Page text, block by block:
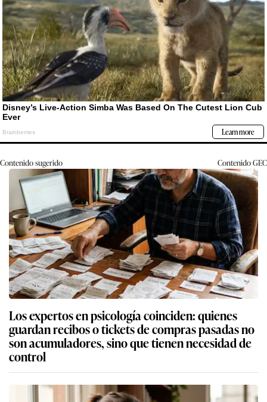
Contenido sugerido ContenidoGEC
Los expertos en psicología coinciden: quienes
guardan recibos o tickets de compras pasadas no
son acumuladores, sino que tienen necesidad de
control